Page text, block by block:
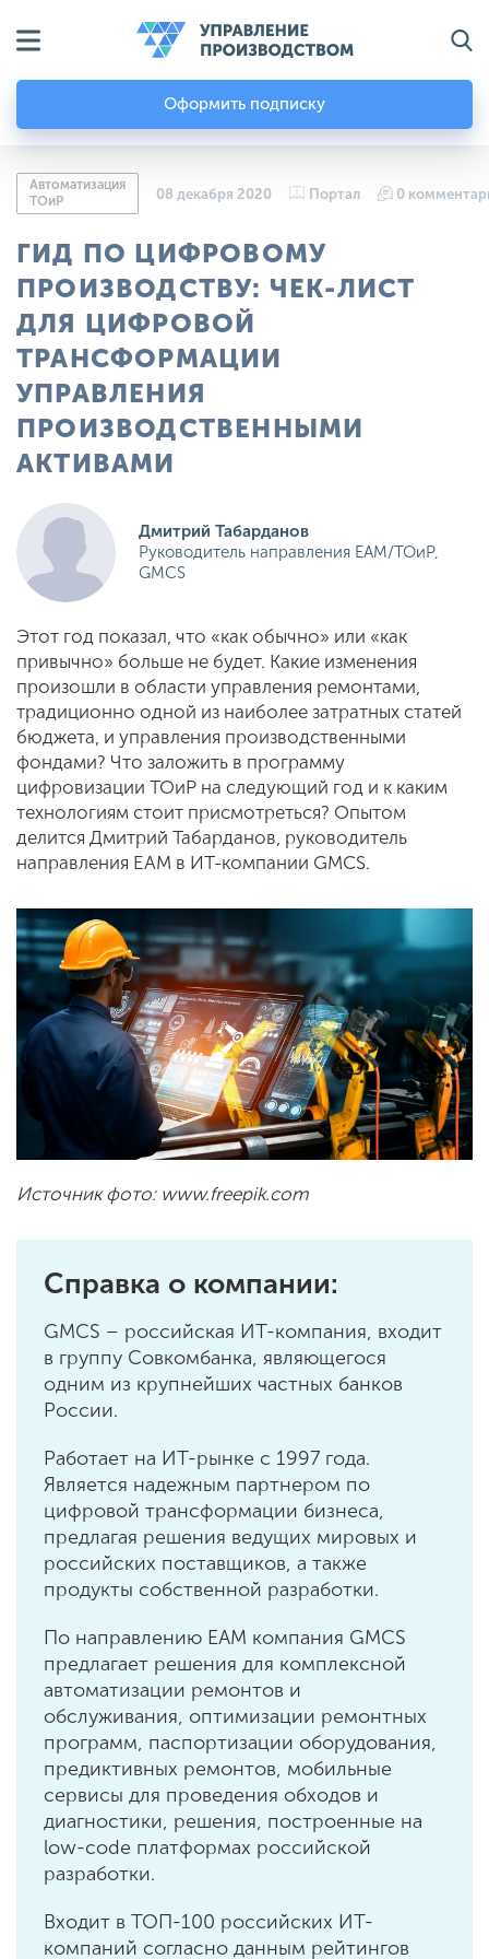
Оформить подписку
Автоматизация
ТОиР
08 декабря 2020 Портал 0
ГИД ПО ЦИФРОВОМУ
ПРОИЗВОДСТВУ: ЧЕК-ЛИСТ
ДЛЯ ЦИФРОВОЙ
ТРАНСФОРМАЦИИ
УПРАВЛЕНИЯ
ПРОИЗВОДСТВЕННЫМИ
АКТИВАМИ
Дмитрий Табарданов
Руководитель направления EAM/ТОиР,
GMCS
Этот год показал, что «как обычно» или «как
привычно» больше не будет. Какие изменения
произошли в области управления ремонтами,
традиционно одной из наиболее затратных статей
бюджета, и управления производственными
фондами? Что заложить в программу
цифровизации ТОиР на следующий год и к каким
технологиям стоит присмотреться? Опытом
делится Дмитрий Табарданов, руководитель
направления EAM в ИТ-компании GMCS.
Источник фото: www.freepik.com
Справка о компании:
GMCS – российская ИТ-компания, входит
в группу Совкомбанка, являющегося
одним из крупнейших частных банков
России.
Работает на ИТ-рынке с 1997 года.
Является надежным партнером по
цифровой трансформации бизнеса,
предлагая решения ведущих мировых и
российских поставщиков, а также
продукты собственной разработки.
По направлению EAM компания GMCS
предлагает решения для комплексной
автоматизации ремонтов и
обслуживания, оптимизации ремонтных
программ, паспортизации оборудования,
предиктивных ремонтов, мобильные
сервисы для проведения обходов и
диагностики, решения, построенные на
low-code платформах российской
разработки.
Входит в ТОП-100 российских ИТ-
компаний согласно данным рейтингов